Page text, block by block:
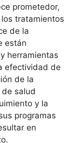
prometedor,
tratamientos
de la
están
herramientas
efectividad de
de la
salud
y la
programas
en